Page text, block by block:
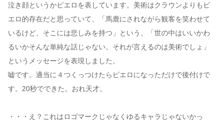
泣き顔というかピエロを表しています。美術はクラウンよりもピ
エロ的存在だと思っていて、「馬鹿にされながら観客を笑わせて
いるけど、そこには悲しみを持つ」という、「世の中はいいかわ
るいかそんな単純な話じゃない。それが言えるのは美術でしょ」
というメッセージを表現しました。
嘘です。適当に４つくっつけたらピエロになっただけで後付けで
す。20秒でできた。おれ天才。
・・・え？これはロゴマークじゃなくゆるキャラじゃないかっ